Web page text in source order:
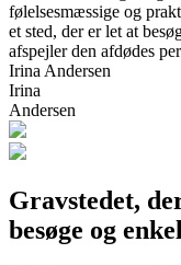
følelsesmæssige og
et sted, der er let at
afspejler den afdødes
Irina Andersen
Irina
Andersen
Gravstedet,
besøge og